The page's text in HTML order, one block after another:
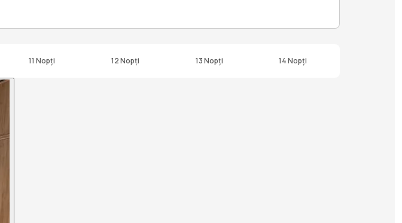
11 Nopți 12 Nopți 13 Nopți 14 Nopți